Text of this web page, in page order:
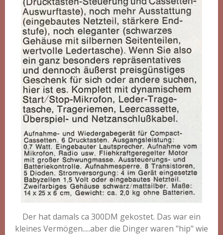
Der hat damals ca 300DM gekostet. Das war ein
kleines Vermögen.....aber die Dinger waren "hip" wie